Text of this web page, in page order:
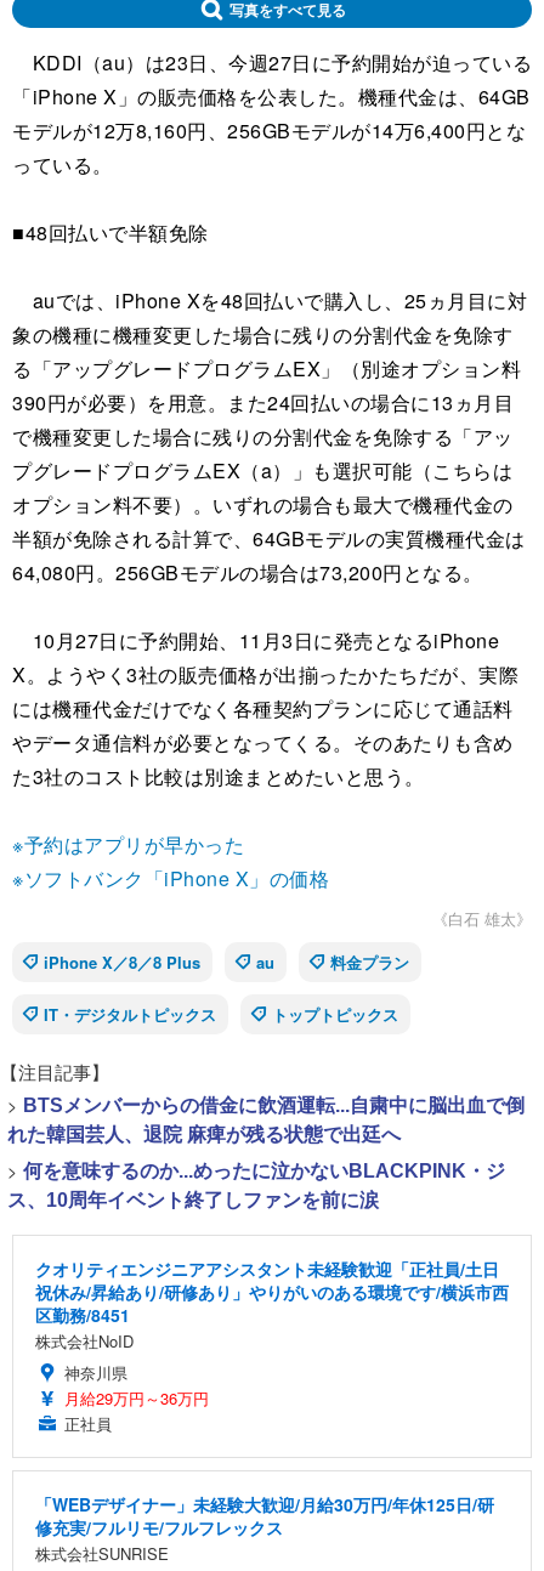
写真をすべて見る
KDDI（au）は23日、今週27日に予約開始が迫っている
「iPhone X」の販売価格を公表した。機種代金は、64GB
モデルが12万8,160円、256GBモデルが14万6,400円とな
っている。
■48回払いで半額免除
auでは、iPhone Xを48回払いで購入し、25ヵ月目に対
象の機種に機種変更した場合に残りの分割代金を免除す
る「アップグレードプログラムEX」（別途オプション料
390円が必要）を用意。また24回払いの場合に13ヵ月目
で機種変更した場合に残りの分割代金を免除する「アッ
プグレードプログラムEX（a）」も選択可能（こちらは
オプション料不要）。いずれの場合も最大で機種代金の
半額が免除される計算で、64GBモデルの実質機種代金は
64,080円。256GBモデルの場合は73,200円となる。
10月27日に予約開始、11月3日に発売となるiPhone
X。ようやく3社の販売価格が出揃ったかたちだが、実際
には機種代金だけでなく各種契約プランに応じて通話料
やデータ通信料が必要となってくる。そのあたりも含め
た3社のコスト比較は別途まとめたいと思う。
※予約はアプリが早かった
※ソフトバンク「iPhone X」の価格
《白石 雄太》
iPhone X／8／8 Plus
au 料金プラン
IT・デジタルトピックス トップトピックス
【注目記事】
> BTSメンバーからの借金に飲酒運転...自粛中に脳出血で倒
れた韓国芸人、退院 麻痺が残る状態で出廷へ
> 何を意味するのか...めったに泣かないBLACKPINK・ジ
ス、10周年イベント終了しファンを前に涙
クオリティエンジニアアシスタント未経験歓迎「正社員/土日
祝休み/昇給あり/研修あり」やりがいのある環境です/横浜市西
区勤務/8451
株式会社NoID
神奈川県
月給29万円～36万円
正社員
「WEBデザイナー」未経験大歓迎/月給30万円/年休125日/研
修充実/フルリモ/フルフレックス
株式会社SUNRISE